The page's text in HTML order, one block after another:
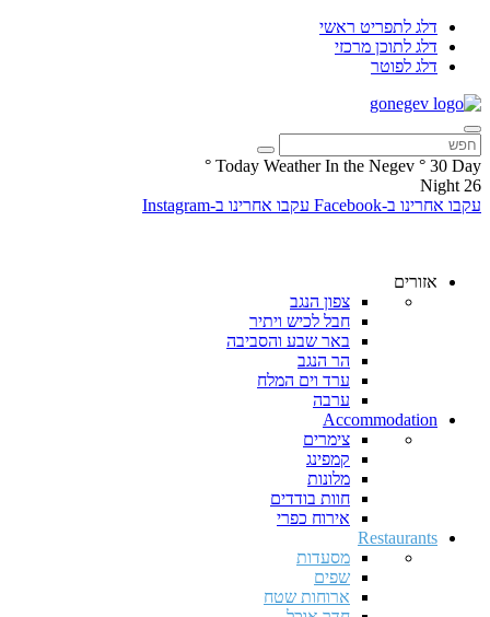
דלג לתפריט ראשי
דלג לתוכן מרכזי
דלג לפוטר
Today Weather In the Negev ° 30 Day
°
26
Night
עקבו אחרינו ב-Facebook
עקבו אחרינו ב-Instagram
אזורים
צפון הנגב
חבל לכיש ויתיר
באר שבע והסביבה
הר הנגב
ערד וים המלח
ערבה
Accommodation
צימרים
קמפינג
מלונות
חוות בודדים
אירוח כפרי
Restaurants
מסעדות
שפים
ארוחות שטח